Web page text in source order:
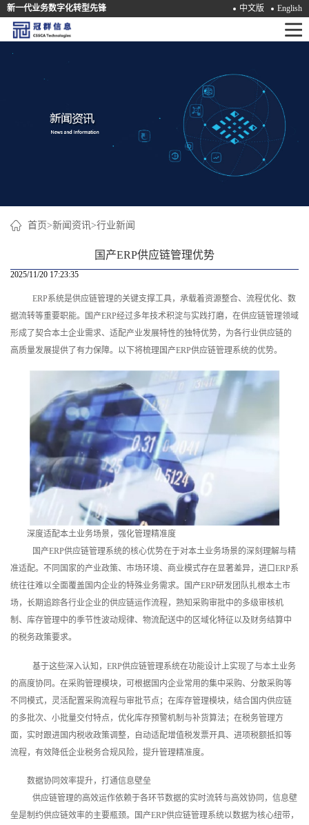
新一代业务数字化转型先锋 中文版 English
首
首页>新闻资讯>行业新闻
国产ERP供应链管理优势
2025/11/20 17:23:35
ERP系统是供应链管理的关键支撑工具，承载着资源整合、流程优化、数
据流转等重要职能。国产ERP经过多年技术积淀与实践打磨，在供应链管理领域
形成了契合本土企业需求、适配产业发展特性的独特优势，为各行业供应链的
高质量发展提供了有力保障。以下将梳理国产ERP供应链管理系统的优势。
深度适配本土业务场景，强化管理精准度
国产ERP供应链管理系统的核心优势在于对本土业务场景的深刻理解与精
准适配。不同国家的产业政策、市场环境、商业模式存在显著差异，进口ERP系
统往往难以全面覆盖国内企业的特殊业务需求。国产ERP研发团队扎根本土市
场，长期追踪各行业企业的供应链运作流程，熟知采购审批中的多级审核机
制、库存管理中的季节性波动规律、物流配送中的区域化特征以及财务结算中
的税务政策要求。
基于这些深入认知，ERP供应链管理系统在功能设计上实现了与本土业务
的高度协同。在采购管理模块，可根据国内企业常用的集中采购、分散采购等
不同模式，灵活配置采购流程与审批节点；在库存管理模块，结合国内供应链
的多批次、小批量交付特点，优化库存预警机制与补货算法；在税务管理方
面，实时跟进国内税收政策调整，自动适配增值税发票开具、进项税额抵扣等
流程，有效降低企业税务合规风险，提升管理精准度。
数据协同效率提升，打通信息壁垒
供应链管理的高效运作依赖于各环节数据的实时流转与高效协同，信息壁
垒是制约供应链效率的主要瓶颈。国产ERP供应链管理系统以数据为核心纽带，